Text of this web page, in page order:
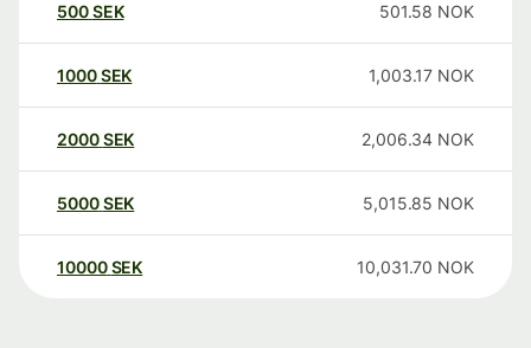
500SEK 501.58 NOK
1000SEK 1,003.17 NOK
2000SEK 2,006.34 NOK
5000SEK 5,015.85 NOK
10000 SEK 10,031.70 NOK